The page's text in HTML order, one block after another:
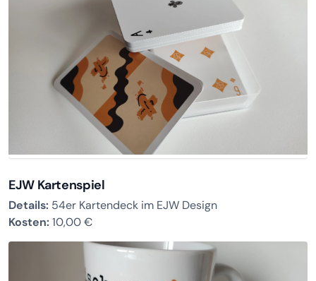
EJW Kartenspiel
Details: 54er Kartendeck im EJW Design
Kosten: 10,00 €